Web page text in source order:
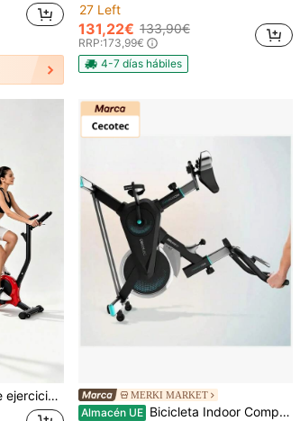
27 Left
131,22€ 133,90€
RRP:173,99€
4-7 días hábiles
equipo de entrenamiento cardiovascular para adultos principiantes MERKI MARKET
Almacén UE Bicicleta Indoor Compacta DrumFit 6000: Entrenamiento Fluido en Espacios Reducidos de Cecotec